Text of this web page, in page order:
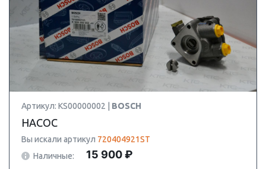
Артикул: KS00000002 | BOSCH
НАСОС
Вы искали артикул 720404921ST
Наличные:
15 900 ₽